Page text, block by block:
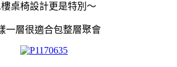
樓桌椅設計更是特別～
一層很適合包整層聚會